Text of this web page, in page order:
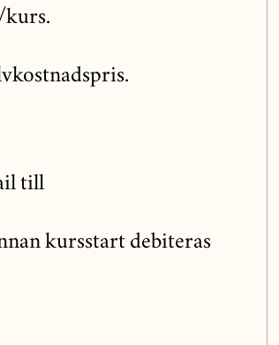
kurs.
till
kursstart debiteras